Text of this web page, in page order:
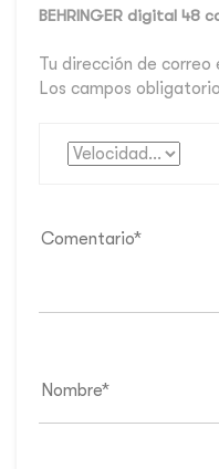
BEHRINGER digital 48
Tu dirección de
Los campos